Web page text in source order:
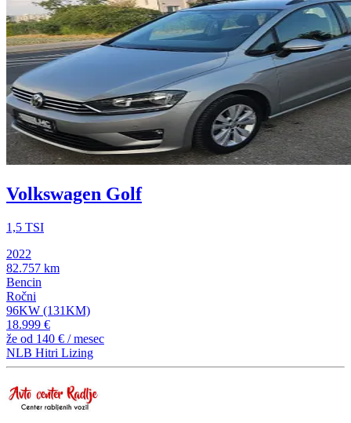
Volkswagen Golf
1,5 TSI
2022
82.757 km
Bencin
Ročni
96KW (131KM)
18.999 €
že od 140 € / mesec
NLB Hitri Lizing